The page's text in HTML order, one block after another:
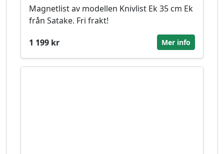
Magnetlist av modellen Knivlist Ek 35 cm Ek
från Satake. Fri frakt!
1 199 kr
Mer info